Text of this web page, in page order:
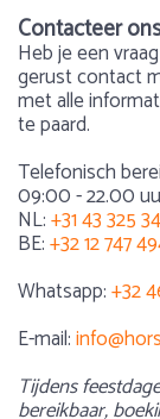
Contacteer
Heb je een
gerust contact
met alle
te paard.
Telefonisch
09:00 - 22.00
NL:+31 43 325
BE:+32 12 747
Whatsapp:+32
E-mail:
Tijdens
bereikbaar,